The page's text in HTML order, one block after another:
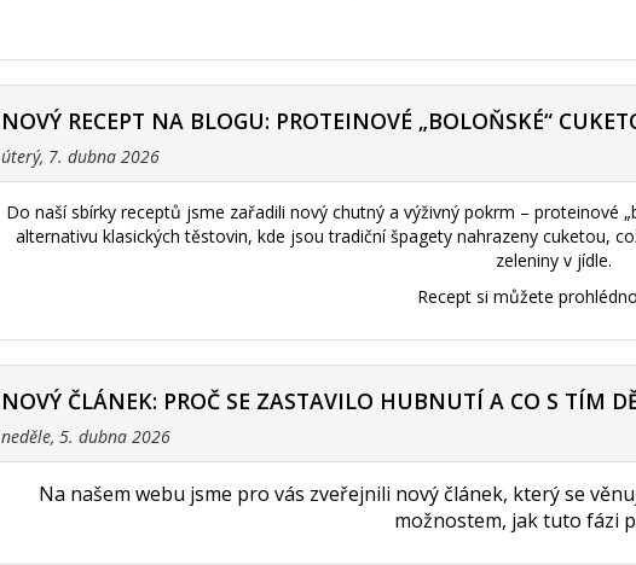
NOVÝ RECEPT NA BLOGU: PROTEINOVÉ „BOLOŇSKÉ“
úterý, 7. dubna 2026
Do naší sbírky receptů jsme zařadili nový chutný a výživný pokrm – proteinové
alternativu klasických těstovin, kde jsou tradiční špagety nahrazeny cuketou,
zeleniny v jídle.
Recept si můžete
NOVÝ ČLÁNEK: PROČ SE ZASTAVILO HUBNUTÍ A CO S TÍM
neděle, 5. dubna 2026
Na našem webu jsme pro vás zveřejnili nový článek, který se
možnostem, jak tuto fázi